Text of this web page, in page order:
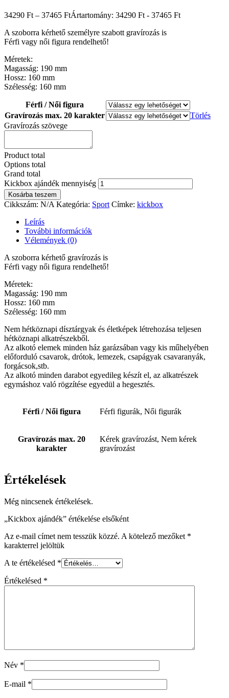
34290 Ft – 37465 FtÁrtartomány: 34290 Ft - 37465 Ft
A szoborra kérhető személyre szabott gravírozás is
Férfi vagy női figura rendelhető!
Méretek:
Magasság: 190 mm
Hossz: 160 mm
Szélesség: 160 mm
Férfi / Női figura
Gravírozás max. 20 karakter
Törlés
Gravírozás szövege
Product total
Options total
Grand total
Kickbox ajándék mennyiség
Kosárba teszem
Cikkszám: N/A Kategória: Sport Címke: kickbox
Leírás
További információk
Vélemények (0)
A szoborra kérhető gravírozás is
Férfi vagy női figura rendelhető!
Méretek:
Magasság: 190 mm
Hossz: 160 mm
Szélesség: 160 mm
Nem hétköznapi dísztárgyak és életképek létrehozása teljesen
hétköznapi alkatrészekből.
Az alkotó elemek minden ház garázsában vagy kis műhelyében
előforduló csavarok, drótok, lemezek, csapágyak csavaranyák,
forgácsok,stb.
Az alkotó minden darabot egyedileg készít el, az alkatrészek
egymáshoz való rögzítése egyedül a hegesztés.
Férfi / Női figura Férfi figurák, Női figurák
Gravírozás max. 20
karakter
Kérek gravírozást, Nem kérek
gravírozást
Értékelések
Még nincsenek értékelések.
„Kickbox ajándék” értékelése elsőként
Az e-mail címet nem tesszük közzé. A kötelező mezőket *
karakterrel jelöltük
A te értékelésed *
Értékelésed *
Név *
E-mail *